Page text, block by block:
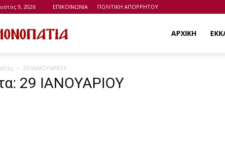
9, 2026 ΕΠΙΚΟΙΝΩΝΙΑ ΠΟΛΙΤΙΚΗ ΑΠΟΡΡΗΤΟΥ
ΑΡΧΙΚΗ
29 ΙΑΝΟΥΑΡΙΟΥ
29 ΙΑΝΟΥΑΡΙΟΥ